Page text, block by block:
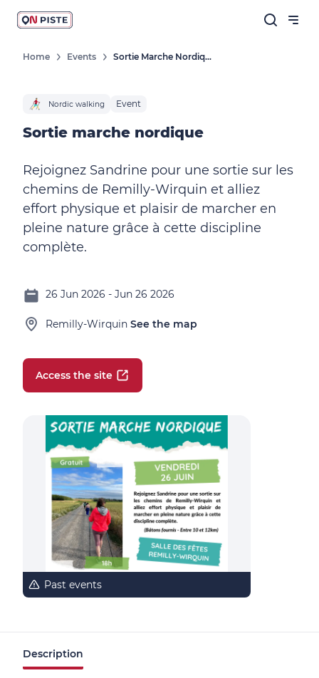
Home Events Sortie Marche Nordique
Nordic walking Event
Sortie marche nordique
Rejoignez Sandrine pour une sortie sur les
chemins de Remilly-Wirquin et alliez
effort physique et plaisir de marcher en
pleine nature grâce à cette discipline
complète.
26 Jun 2026 - Jun 26 2026
Remilly-Wirquin See the map
Access the site
Past events
Description